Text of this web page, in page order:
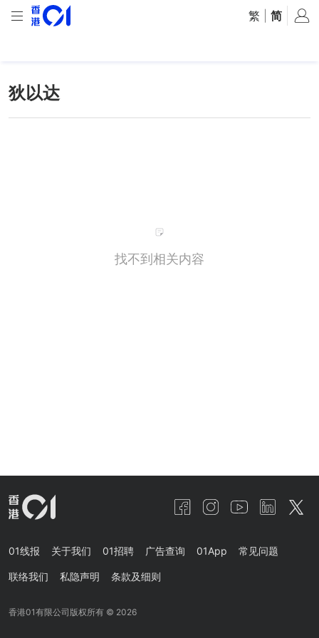
繁 简
狄以达
找不到相关内容
01线报 关于我们 01招聘 广告查询 01App 常见问题
联络我们 私隐声明 条款及细则
香港01有限公司版权所有 © 2026